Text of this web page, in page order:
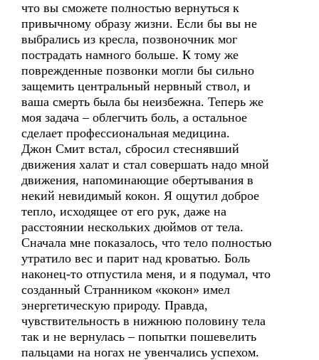
что вы сможете полностью вернуться к
привычному образу жизни. Если бы вы не
выбрались из кресла, позвоночник мог
пострадать намного больше. К тому же
поврежденные позвонки могли бы сильно
защемить центральный нервный ствол, и
ваша смерть была бы неизбежна. Теперь же
моя задача – облегчить боль, а остальное
сделает профессиональная медицина.
Джон Смит встал, сбросил стеснявший
движения халат и стал совершать надо мной
движения, напоминающие обертывания в
некий невидимый кокон. Я ощутил доброе
тепло, исходящее от его рук, даже на
расстоянии нескольких дюймов от тела.
Сначала мне показалось, что тело полностью
утратило вес и парит над кроватью. Боль
наконец-то отпустила меня, и я подумал, что
созданный Странником «кокон» имел
энергетическую природу. Правда,
чувствительность в нижнюю половину тела
так и не вернулась – попытки пошевелить
пальцами на ногах не увенчались успехом.